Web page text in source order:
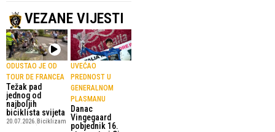
VEZANE VIJESTI
ODUSTAO JE OD
TOUR DE FRANCEA
Težak pad
jednog od
najboljih
biciklista svijeta
20.07.2026. Biciklizam
UVEĆAO
PREDNOST U
GENERALNOM
PLASMANU
Danac
Vingegaard
pobjednik 16.